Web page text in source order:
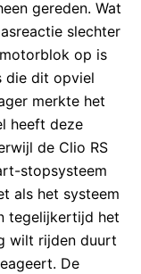
gereden. Wat
slechter
op is
die dit opviel
merkte het
heeft deze
de Clio RS
stopsysteem
als het systeem
tegelijkertijd het
wilt rijden duurt
De